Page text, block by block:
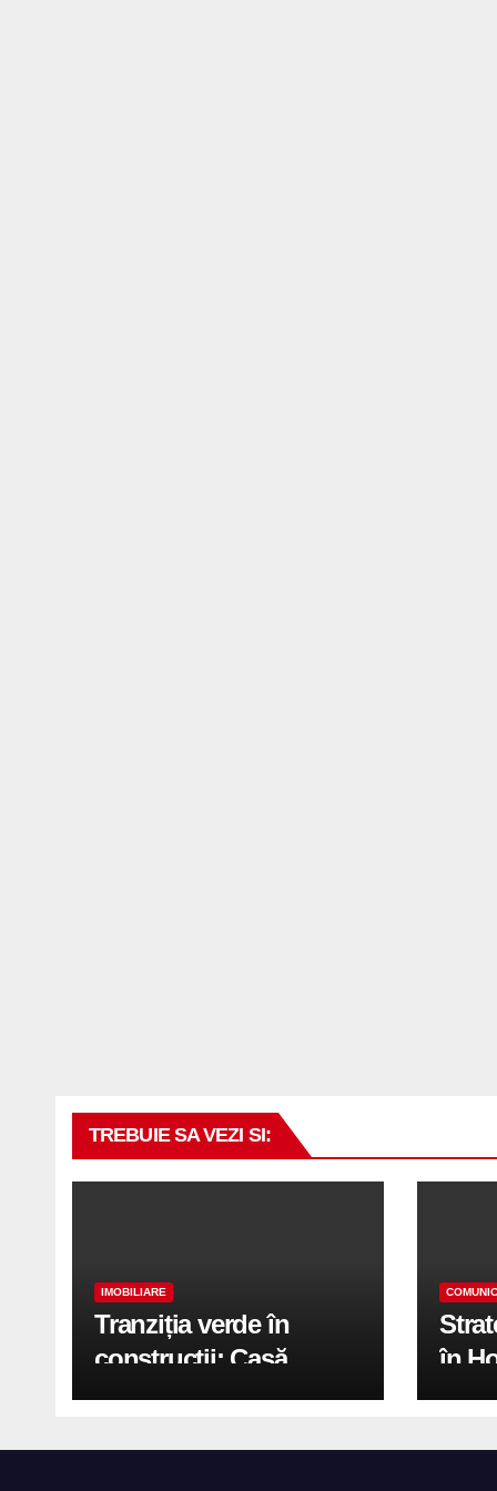
TREBUIE SA VEZI SI:
IMOBILIARE
Tranziția verde în
construcții: Casă
modernă cu structură
în